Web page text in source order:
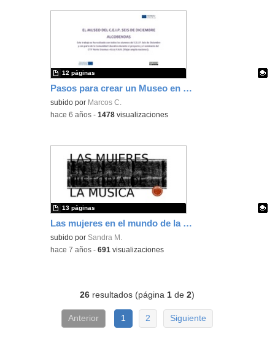
Pasos para crear un Museo en el centro escolar
Contenido educativo.
subido por Marcos C.
12 páginas
-hace 6 años -1478 visualizaciones
Las mujeres en el mundo de la música
Contenido educativo.
subido por Sandra M.
13 páginas
-hace 7 años -691 visualizaciones
26 resultados (página 1 de2)
Anterior 1 2 Siguiente